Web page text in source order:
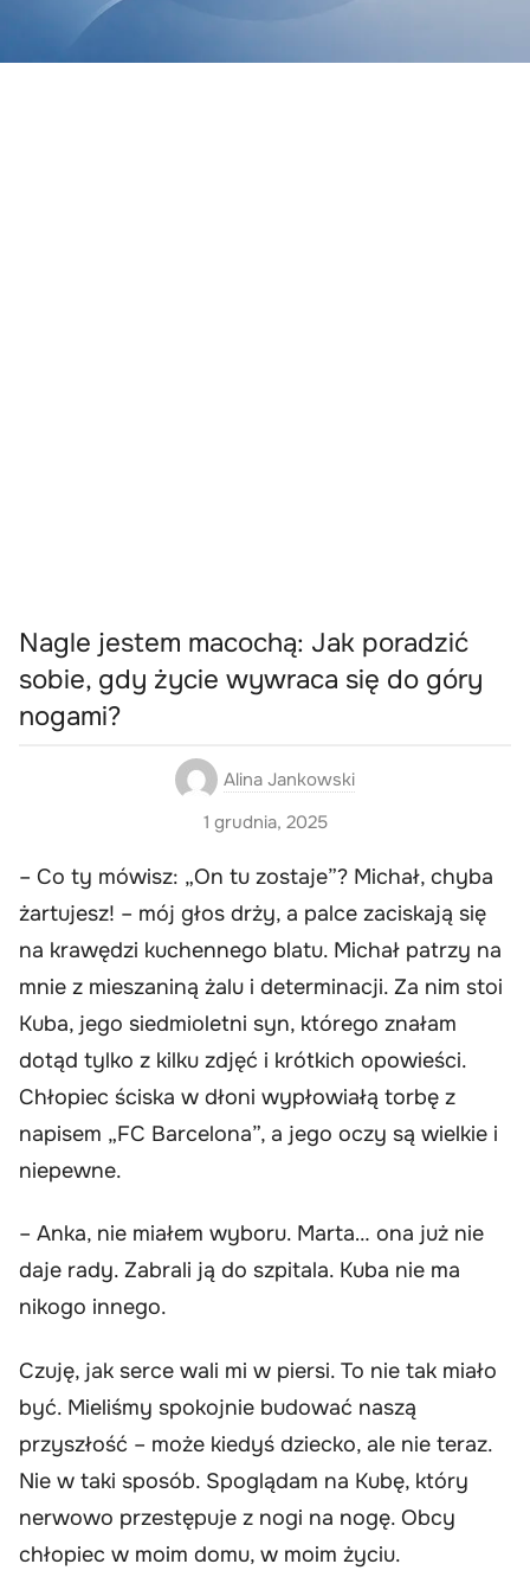
Nagle jestem macochą: Jak poradzić
sobie, gdy życie wywraca się do góry
nogami?
Alina Jankowski
1 grudnia, 2025
– Co ty mówisz: „On tu zostaje”? Michał, chyba
żartujesz! – mój głos drży, a palce zaciskają się
na krawędzi kuchennego blatu. Michał patrzy na
mnie z mieszaniną żalu i determinacji. Za nim stoi
Kuba, jego siedmioletni syn, którego znałam
dotąd tylko z kilku zdjęć i krótkich opowieści.
Chłopiec ściska w dłoni wypłowiałą torbę z
napisem „FC Barcelona”, a jego oczy są wielkie i
niepewne.
– Anka, nie miałem wyboru. Marta… ona już nie
daje rady. Zabrali ją do szpitala. Kuba nie ma
nikogo innego.
Czuję, jak serce wali mi w piersi. To nie tak miało
być. Mieliśmy spokojnie budować naszą
przyszłość – może kiedyś dziecko, ale nie teraz.
Nie w taki sposób. Spoglądam na Kubę, który
nerwowo przestępuje z nogi na nogę. Obcy
chłopiec w moim domu, w moim życiu.